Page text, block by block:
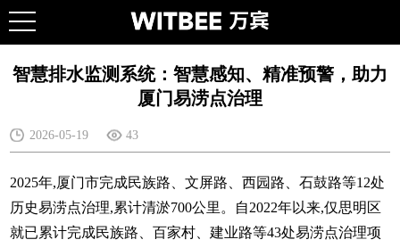
智慧排水监测系统：智慧感知、精准预警，助力
厦门易涝点治理
2026-05-19 43
2025年,厦门市完成民族路、文屏路、西园路、石鼓路等12处
历史易涝点治理,累计清淤700公里。自2022年以来,仅思明区
就已累计完成民族路、百家村、建业路等43处易涝点治理项